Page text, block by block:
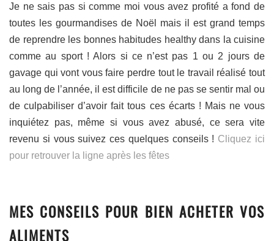
Je ne sais pas si comme moi vous avez profité a fond de
toutes les gourmandises de Noël mais il est grand temps
de reprendre les bonnes habitudes healthy dans la cuisine
comme au sport ! Alors si ce n’est pas 1 ou 2 jours de
gavage qui vont vous faire perdre tout le travail réalisé tout
au long de l’année, il est difficile de ne pas se sentir mal ou
de culpabiliser d’avoir fait tous ces écarts ! Mais ne vous
inquiétez pas, même si vous avez abusé, ce sera vite
revenu si vous suivez ces quelques conseils ! Cliquez ici
pour retrouver la ligne après les fêtes
MES CONSEILS POUR BIEN ACHETER VOS
ALIMENTS